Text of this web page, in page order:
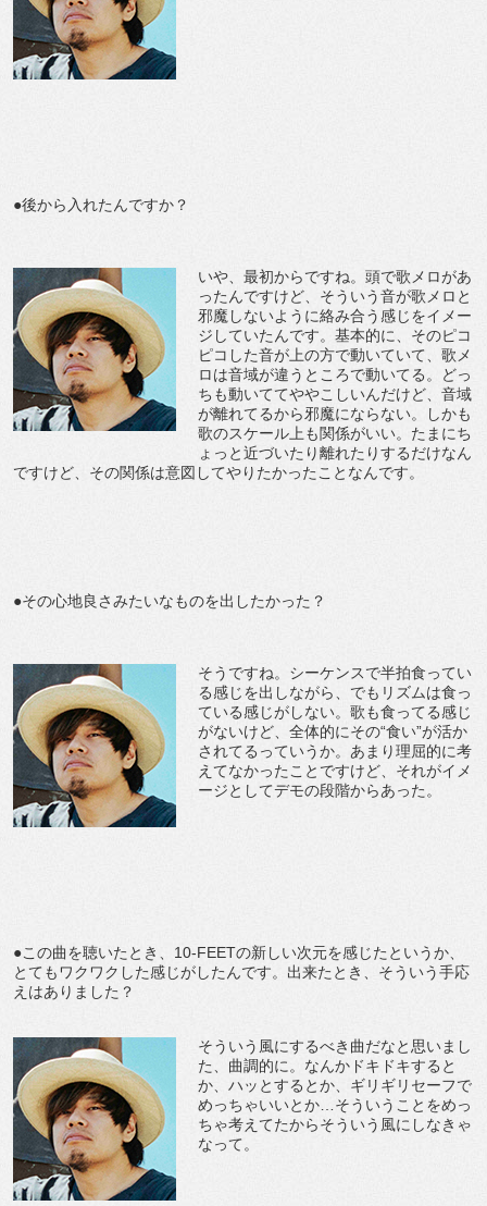
●後から入れたんですか？
いや、最初からですね。頭で歌メロがあ
ったんですけど、そういう音が歌メロと
邪魔しないように絡み合う感じをイメー
ジしていたんです。基本的に、そのピコ
ピコした音が上の方で動いていて、歌メ
ロは音域が違うところで動いてる。どっ
ちも動いててややこしいんだけど、音域
が離れてるから邪魔にならない。しかも
歌のスケール上も関係がいい。たまにち
ょっと近づいたり離れたりするだけなん
ですけど、その関係は意図してやりたかったことなんです。
●その心地良さみたいなものを出したかった？
そうですね。シーケンスで半拍食ってい
る感じを出しながら、でもリズムは食っ
ている感じがしない。歌も食ってる感じ
がないけど、全体的にその“食い”が活か
されてるっていうか。あまり理屈的に考
えてなかったことですけど、それがイメ
ージとしてデモの段階からあった。
●この曲を聴いたとき、10-FEETの新しい次元を感じたというか、
とてもワクワクした感じがしたんです。出来たとき、そういう手応
えはありました？
そういう風にするべき曲だなと思いまし
た、曲調的に。なんかドキドキすると
か、ハッとするとか、ギリギリセーフで
めっちゃいいとか…そういうことをめっ
ちゃ考えてたからそういう風にしなきゃ
なって。